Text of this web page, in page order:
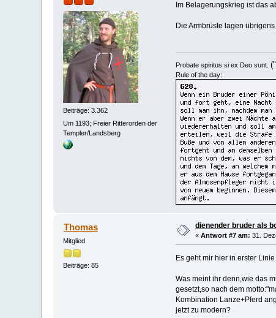
Beiträge: 3.362
Um 1193; Freier Ritterorden der
Templer/Landsberg
Im Belagerungskrieg ist das
Die Armbrüste lagen
Probate spiritus si ex Deo sunt.
Rule of the day:
Thomas
Mitglied
Beiträge: 85
dienender bruder als
«Antwort #7 am: 31.
Es geht mir hier in erster
Was meint ihr denn,wie das
gesetzt,so nach dem
Kombination Lanze+Pferd
jetzt zu modern?